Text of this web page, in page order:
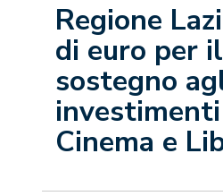
Regione
di euro per il
sostegno
Cinema e